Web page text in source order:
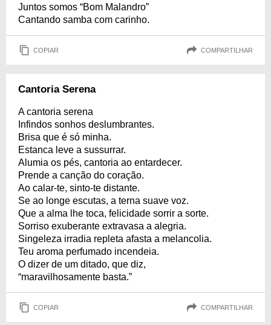
Juntos somos “Bom Malandro”
Cantando samba com carinho.
COPIAR COMPARTILHAR
Cantoria Serena
A cantoria serena
Infindos sonhos deslumbrantes.
Brisa que é só minha.
Estanca leve a sussurrar.
Alumia os pés, cantoria ao entardecer.
Prende a canção do coração.
Ao calar-te, sinto-te distante.
Se ao longe escutas, a terna suave voz.
Que a alma lhe toca, felicidade sorrir a sorte.
Sorriso exuberante extravasa a alegria.
Singeleza irradia repleta afasta a melancolia.
Teu aroma perfumado incendeia.
O dizer de um ditado, que diz,
“maravilhosamente basta.”
COPIAR COMPARTILHAR